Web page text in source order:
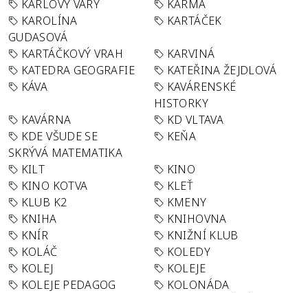
KARLOVY VARY
KARMA
KAROLÍNA
GUDASOVÁ
KARTÁČEK
KARTÁČKOVÝ VRAH
KARVINÁ
KATEDRA GEOGRAFIE
KATEŘINA ŽEJDLOVÁ
KÁVA
KAVÁRENSKÉ
HISTORKY
KAVÁRNA
KD VLTAVA
KDE VŠUDE SE
SKRÝVÁ MATEMATIKA
KEŇA
KILT
KINO
KINO KOTVA
KLEŤ
KLUB K2
KMENY
KNIHA
KNIHOVNA
KNÍR
KNIŽNÍ KLUB
KOLÁČ
KOLEDY
KOLEJ
KOLEJE
KOLEJE PEDAGOG
KOLONÁDA